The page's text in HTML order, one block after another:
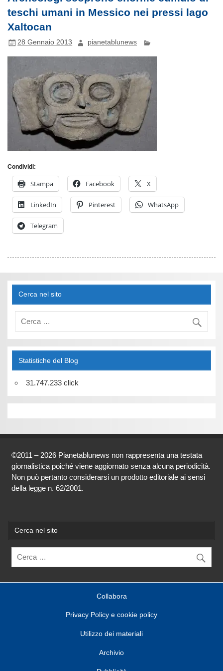
teschi umani in Messico nei pressi lago
Xaltocan
28 Gennaio 2013 pianetablunews
Condividi:
Stampa Facebook X
LinkedIn Pinterest WhatsApp
Telegram
Cerca nel sito
Statistiche del Blog
31.747.233 click
©2011 – 2026 Pianetablunews non rappresenta una testata
giornalistica poiché viene aggiornato senza alcuna periodicità.
Non può pertanto considerarsi un prodotto editoriale ai sensi
della legge n. 62/2001.
Cerca nel sito
Collabora
Privacy Policy e cookie policy
Utilizzo dei materiali
Archivio